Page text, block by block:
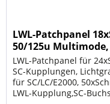
LWL-Patchpanel
50/125u
LWL-Patchpanel für
SC-Kupplungen,
für SC/LC/E2000,
LWL-Kupplung,SC-